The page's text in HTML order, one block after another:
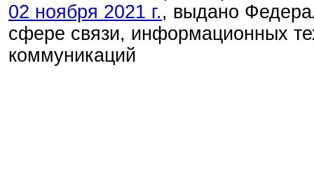
02 ноября 2021 г., выдано
сфере связи, информационных
коммуникаций